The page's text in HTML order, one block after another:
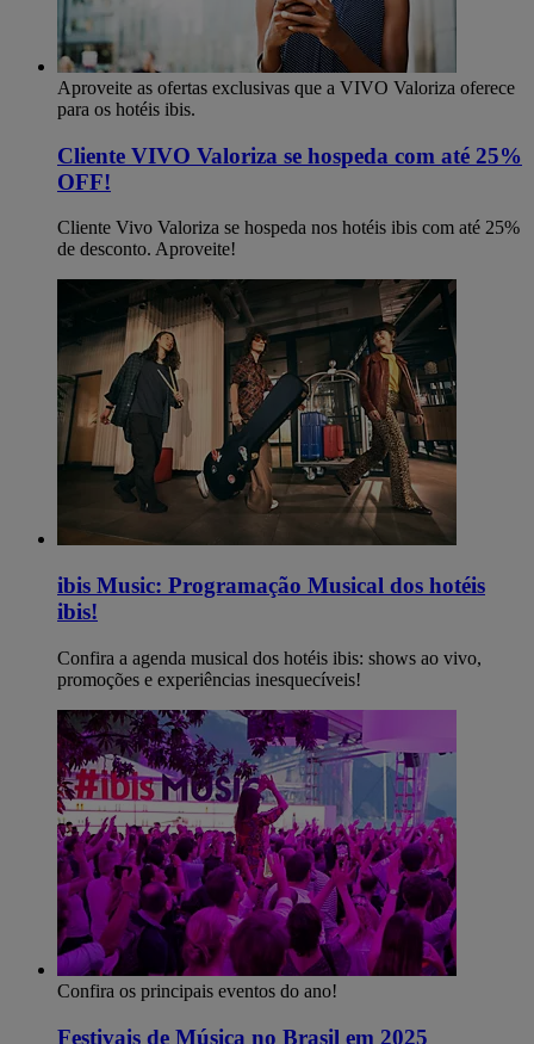
Aproveite as ofertas exclusivas que a VIVO Valoriza oferece
para os hotéis ibis.
Cliente VIVO Valoriza se hospeda com até 25%
OFF!
Cliente Vivo Valoriza se hospeda nos hotéis ibis com até 25%
de desconto. Aproveite!
ibis Music: Programação Musical dos hotéis
ibis!
Confira a agenda musical dos hotéis ibis: shows ao vivo,
promoções e experiências inesquecíveis!
Confira os principais eventos do ano!
Festivais de Música no Brasil em 2025